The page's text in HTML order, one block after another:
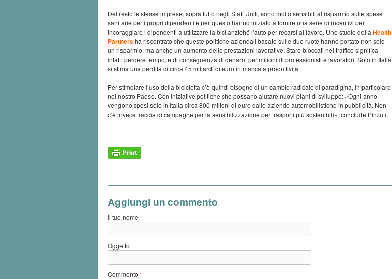
Del resto le stesse imprese, soprattutto negli Stati Uniti, sono molto sensibili al risparmio sulle spese
sanitarie per i propri dipendenti e per questo hanno iniziato a fornire una serie di incentivi per
incoraggiare i dipendenti a utilizzare la bici anziché l’auto per recarsi al lavoro. Uno studio della Health
Partnersha riscontrato che queste politiche aziendali basate sulle due ruote hanno portato non solo
un risparmio, ma anche un aumento delle prestazioni lavorative. Stare bloccati nel traffico significa
infatti perdere tempo, e di conseguenza di denaro, per milioni di professionisti e lavoratori. Solo in Italia
si stima una perdita di circa 45 miliardi di euro in mancata produttività.
Per stimolare l’uso della bicicletta c’è quindi bisogno di un cambio radicale di paradigma, in particolare
nel nostro Paese. Con iniziative politiche che possano aiutare nuovi piani di sviluppo: «Ogni anno
vengono spesi solo in Italia circa 800 milioni di euro dalle aziende automobilistiche in pubblicità. Non
c’è invece traccia di campagne per la sensibilizzazione per trasporti più sostenibili», conclude Pinzuti.
Aggiungi un commento
Il tuo nome
Oggetto
Commento *